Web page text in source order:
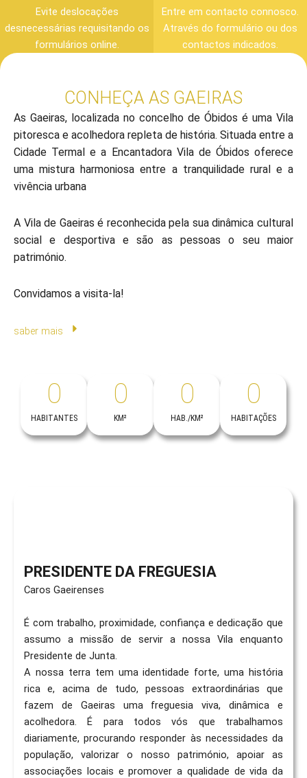
Evite deslocações
desnecessárias requisitando os
formulários online.
Entre em contacto connosco.
Através do formulário ou dos
contactos indicados.
CONHEÇA AS GAEIRAS
As Gaeiras, localizada no concelho de Óbidos é uma Vila
pitoresca e acolhedora repleta de história. Situada entre a
Cidade Termal e a Encantadora Vila de Óbidos oferece
uma mistura harmoniosa entre a tranquilidade rural e a
vivência urbana
A Vila de Gaeiras é reconhecida pela sua dinâmica cultural
social e desportiva e são as pessoas o seu maior
património.
Convidamos a visita-la!
saber mais
HABITANTES
0
KM²
0
HAB./KM²
0
HABITAÇÕES
0
PRESIDENTE DA FREGUESIA
Caros Gaeirenses
É com trabalho, proximidade, confiança e dedicação que
assumo a missão de servir a nossa Vila enquanto
Presidente de Junta.
A nossa terra tem uma identidade forte, uma história
rica e, acima de tudo, pessoas extraordinárias que
fazem de Gaeiras uma freguesia viva, dinâmica e
acolhedora. É para todos vós que trabalhamos
diariamente, procurando responder às necessidades da
população, valorizar o nosso património, apoiar as
associações locais e promover a qualidade de vida da